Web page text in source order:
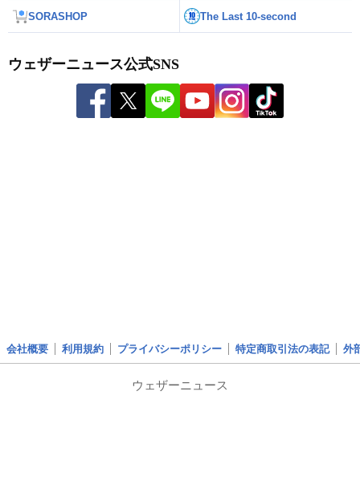
SORASHOP The Last 10-second
ウェザーニュース公式SNS
会社概要 利用規約 プライバシーポリシー 特定商取引法の表記 外
ウェザーニュース